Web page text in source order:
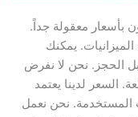
بأسعار معقولة جداً.
يمكنك
الحجز. نحن لا نفرض
السعر لدينا يعتمد
المستخدمة. نحن نعمل